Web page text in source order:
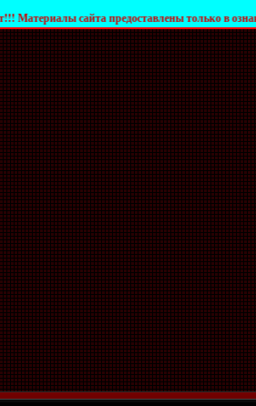
предоставлены только в ознакомительных